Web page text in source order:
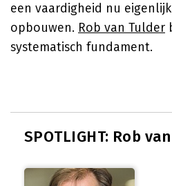
een vaardigheid nu
opbouwen. Rob van Tulder
systematisch fundament.
SPOTLIGHT: Rob